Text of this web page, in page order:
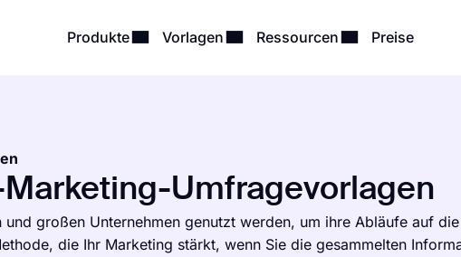
Produkte Vorlagen Ressourcen Preise
Umfragevorlagen
großen Unternehmen genutzt werden, um ihre Abläufe auf
die Ihr Marketing stärkt, wenn Sie die gesammelten